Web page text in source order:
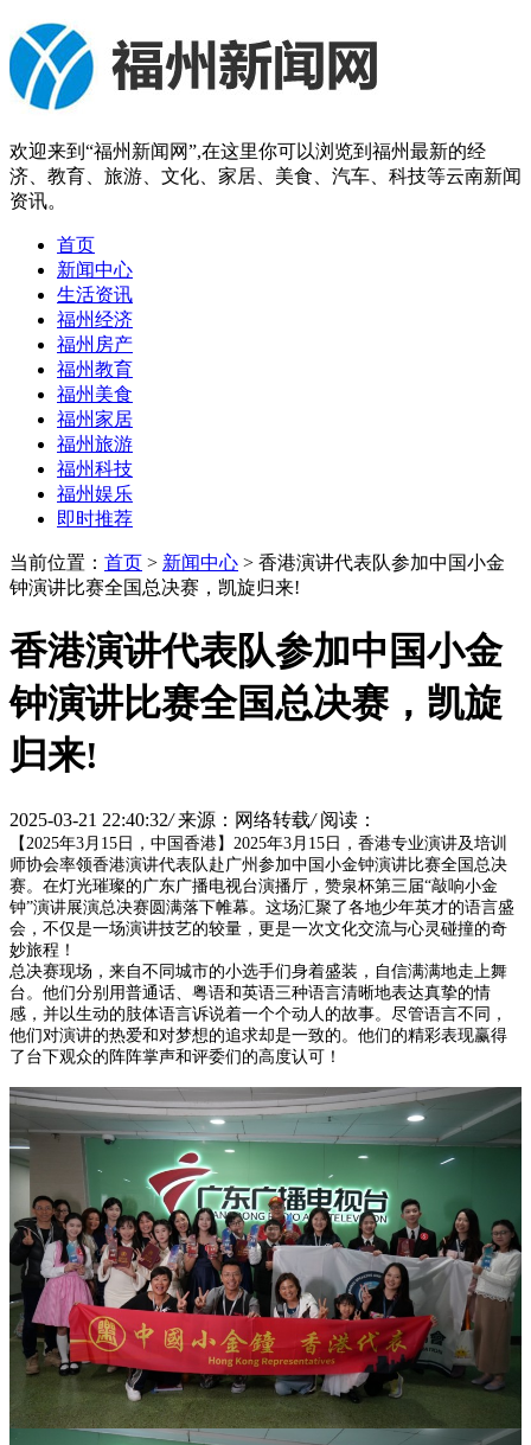
欢迎来到“福州新闻网”,在这里你可以浏览到福州最新的经
济、教育、旅游、文化、家居、美食、汽车、科技等云南新闻
资讯。
首页
新闻中心
生活资讯
福州经济
福州房产
福州教育
福州美食
福州家居
福州旅游
福州科技
福州娱乐
即时推荐
当前位置： 首页 > 新闻中心 > 香港演讲代表队参加中国小金
钟演讲比赛全国总决赛，凯旋归来!
香港演讲代表队参加中国小金
钟演讲比赛全国总决赛，凯旋
归来!
2025-03-21 22:40:32/ 来源：网络转载/ 阅读：
【2025年3月15日，中国香港】2025年3月15日，香港专业演讲及培训
师协会率领香港演讲代表队赴广州参加中国小金钟演讲比赛全国总决
赛。在灯光璀璨的广东广播电视台演播厅，赞泉杯第三届“敲响小金
钟”演讲展演总决赛圆满落下帷幕。这场汇聚了各地少年英才的语言盛
会，不仅是一场演讲技艺的较量，更是一次文化交流与心灵碰撞的奇
妙旅程！
总决赛现场，来自不同城市的小选手们身着盛装，自信满满地走上舞
台。他们分别用普通话、粤语和英语三种语言清晰地表达真挚的情
感，并以生动的肢体语言诉说着一个个动人的故事。尽管语言不同，
他们对演讲的热爱和对梦想的追求却是一致的。他们的精彩表现赢得
了台下观众的阵阵掌声和评委们的高度认可！